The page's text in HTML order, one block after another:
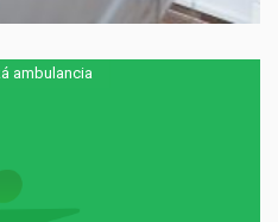
ambulancia